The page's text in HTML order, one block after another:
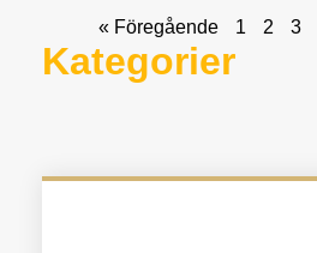
« Föregående 1 2 3
Kategorier